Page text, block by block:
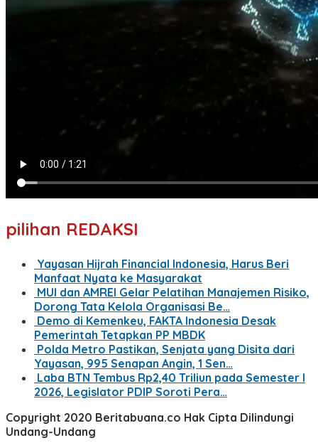
pilihan REDAKSI
Yayasan Hijrah Financial Indonesia, Harus Beri
Manfaat Nyata ke Masyarakat
MUI dan AMREI Gelar Pelatihan Manajemen Risiko,
Dorong Tata Kelola Organisasi Be…
Demo di Kemenkeu, FAKTA Indonesia Desak
Pemerintah Tetapkan PP MBDK
Polda Metro Pastikan, Senjata yang Disita dari
Yayasan, 995 Senapan Angin, 1 Sen…
Laba BTN Tembus Rp2,40 Triliun pada Semester I
2026, Legislator PDIP Soroti Pera…
Copyright 2020 Beritabuana.co Hak Cipta Dilindungi
Undang-Undang